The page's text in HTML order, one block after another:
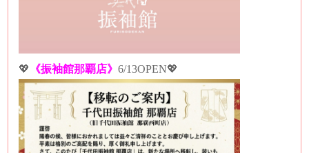
💖 《振袖館那覇店》6/13OPEN💖